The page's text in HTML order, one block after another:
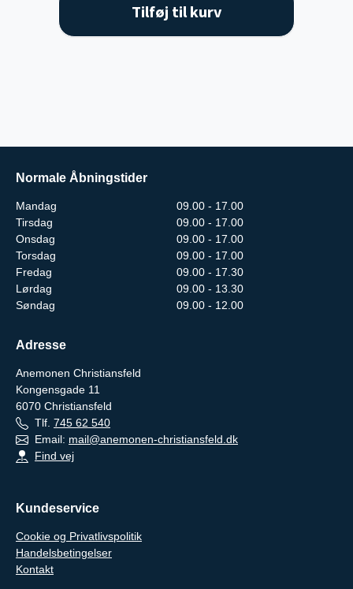
Tilføj til kurv
Normale Åbningstider
Mandag
09.00 - 17.00
Tirsdag
09.00 - 17.00
Onsdag
09.00 - 17.00
Torsdag
09.00 - 17.00
Fredag
09.00 - 17.30
Lørdag
09.00 - 13.30
Søndag
09.00 - 12.00
Adresse
Anemonen Christiansfeld
Kongensgade 11
6070 Christiansfeld
Tlf. 745 62 540
Email: mail@anemonen-christiansfeld.dk
Find vej
Kundeservice
Cookie og Privatlivspolitik
Handelsbetingelser
Kontakt